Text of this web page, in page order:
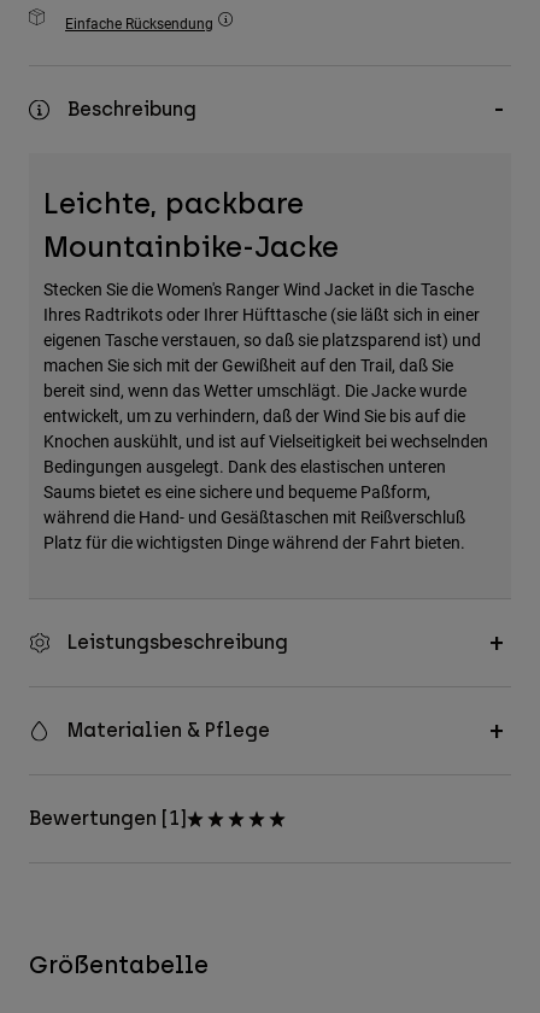
Zubehör
Taschen & Rucksäcke
Einfache Rücksendung
Beschreibung
Leichte, packbare
Mountainbike-Jacke
Stecken Sie die Women's Ranger Wind Jacket in die Tasche
Ihres Radtrikots oder Ihrer Hüfttasche (sie läßt sich in einer
eigenen Tasche verstauen, so daß sie platzsparend ist) und
machen Sie sich mit der Gewißheit auf den Trail, daß Sie
bereit sind, wenn das Wetter umschlägt. Die Jacke wurde
entwickelt, um zu verhindern, daß der Wind Sie bis auf die
Knochen auskühlt, und ist auf Vielseitigkeit bei wechselnden
Bedingungen ausgelegt. Dank des elastischen unteren
Saums bietet es eine sichere und bequeme Paßform,
während die Hand- und Gesäßtaschen mit Reißverschluß
Platz für die wichtigsten Dinge während der Fahrt bieten.
Leistungsbeschreibung
Materialien & Pflege
Bewertungen [1]
Größentabelle